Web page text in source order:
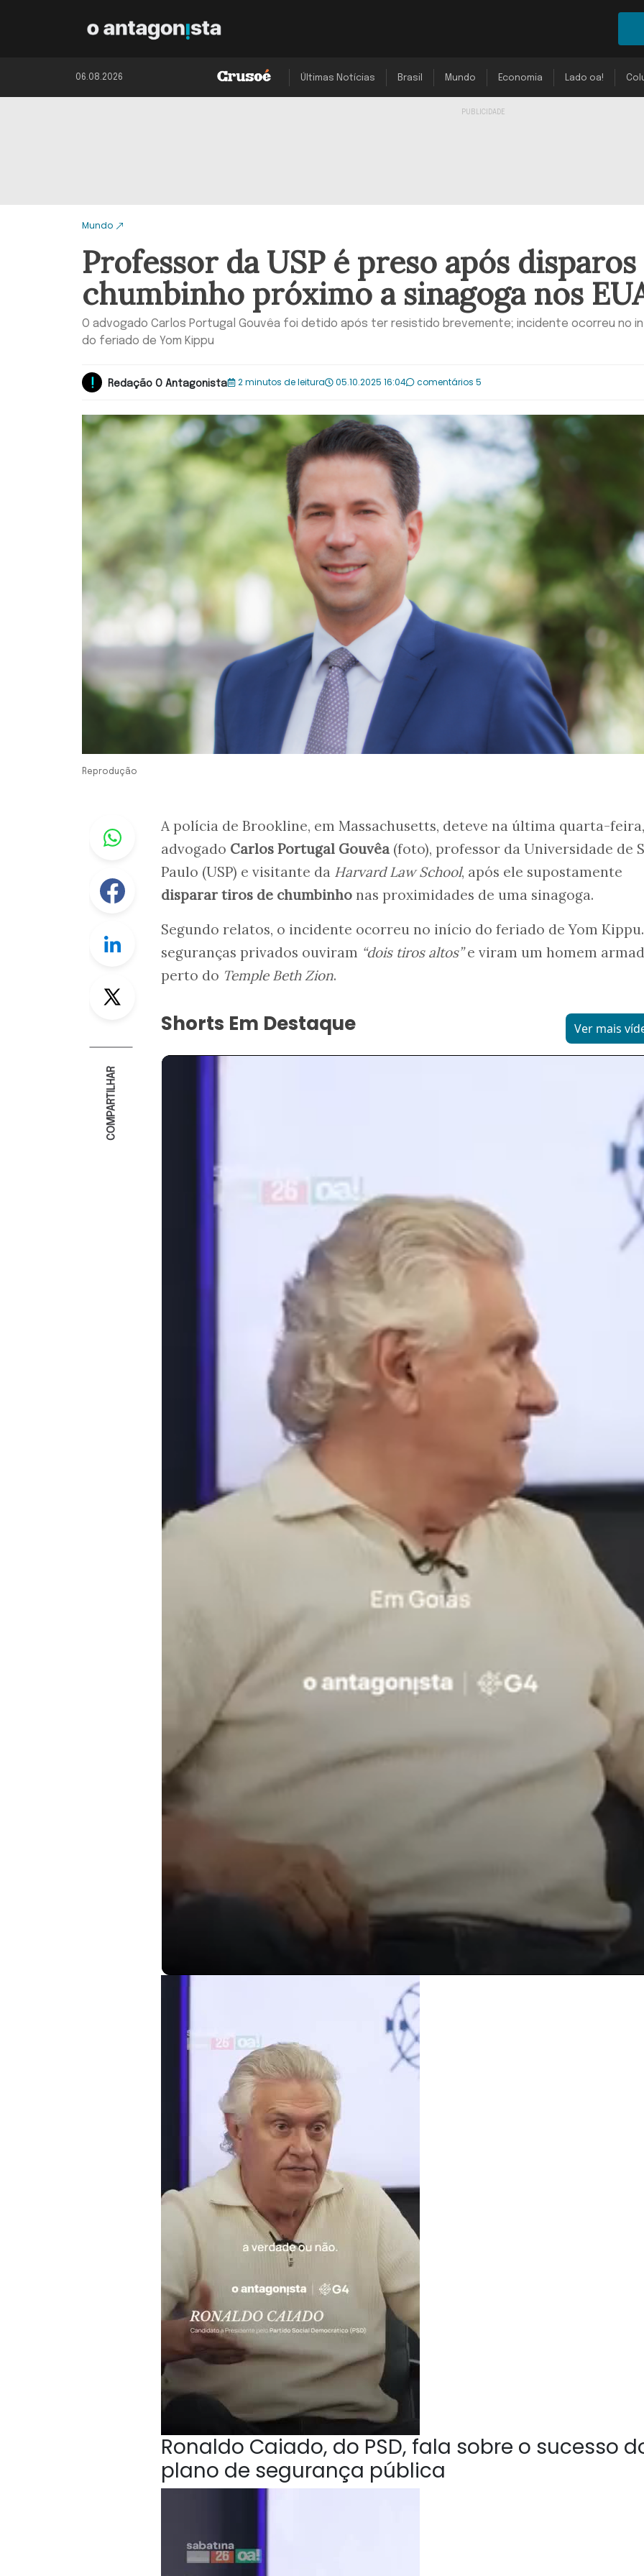
06.08.2026 Últimas Notícias Brasil Mundo Economia Lado oa!
Mundo
Professor da USP é preso após
chumbinho próximo a sinagoga nos
O advogado Carlos Portugal Gouvêa foi detido após ter resistido brevemente; incidente ocorreu no
do feriado de Yom Kippu
Redação O Antagonista 2 minutos de leitura 05.10.2025 16:04 comentários 5
Reprodução
Whastapp
Facebook
Linkedin
Twitter
COMPARTILHAR
A polícia de Brookline, em Massachusetts, deteve na última quarta-feira,
advogado Carlos Portugal Gouvêa (foto), professor da Universidade de
Paulo (USP) e visitante da Harvard Law School, após ele supostamente
disparar tiros de chumbinho nas proximidades de uma sinagoga.
Segundo relatos, o incidente ocorreu no início do feriado de Yom
seguranças privados ouviram “dois tiros altos”e viram um homem
perto do Temple Beth Zion.
Shorts Em Destaque Ver mais
Ronaldo Caiado, do PSD, fala sobre o sucesso
plano de segurança pública